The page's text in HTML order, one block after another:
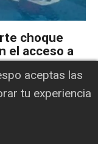
choque
el acceso a
Ruta 12, minutos
aceptas las
tu experiencia